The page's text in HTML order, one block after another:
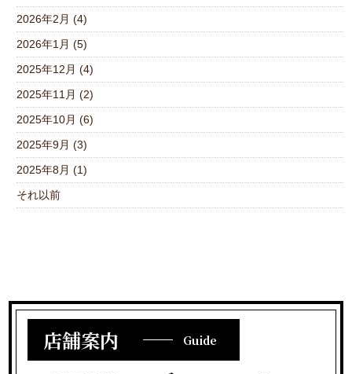
2026年2月 (4)
2026年1月 (5)
2025年12月 (4)
2025年11月 (2)
2025年10月 (6)
2025年9月 (3)
2025年8月 (1)
それ以前
店舗案内 Guide